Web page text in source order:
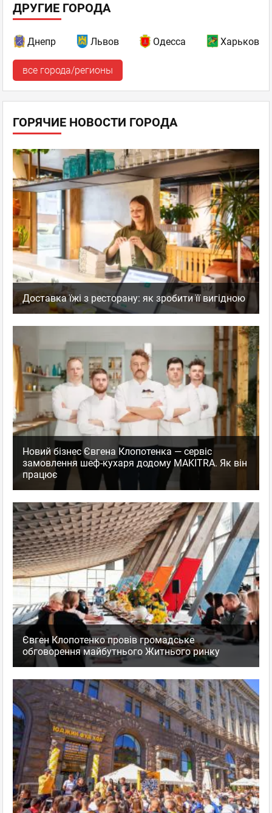
ДРУГИЕ ГОРОДА
Днепр Львов Одесса Харьков
все города/регионы
ГОРЯЧИЕ НОВОСТИ ГОРОДА
Доставка їжі з ресторану: як зробити її вигідною
Новий бізнес Євгена Клопотенка — сервіс
замовлення шеф-кухаря додому MAKITRA. Як він
працює
Євген Клопотенко провів громадське
обговорення майбутнього Житнього ринку